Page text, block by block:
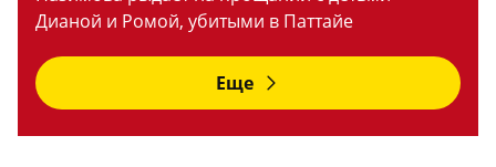
Дианой и Ромой, убитыми в Паттайе
Еще